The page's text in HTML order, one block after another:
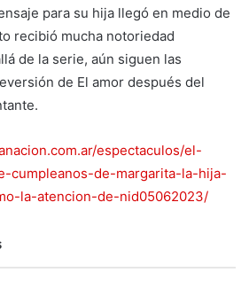
para su hija llegó en medio de
recibió mucha notoriedad
de la serie, aún siguen las
de El amor después del
espectaculos/el-
cumpleanos-de-margarita-la-hija-
la-atencion-de-nid05062023/